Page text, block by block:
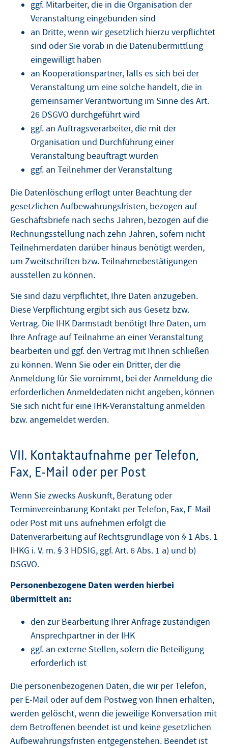
ggf. Mitarbeiter, die in die Organisation der
Veranstaltung eingebunden sind
an Dritte, wenn wir gesetzlich hierzu verpflichtet
sind oder Sie vorab in die Datenübermittlung
eingewilligt haben
an Kooperationspartner, falls es sich bei der
Veranstaltung um eine solche handelt, die in
gemeinsamer Verantwortung im Sinne des Art.
26 DSGVO durchgeführt wird
ggf. an Auftragsverarbeiter, die mit der
Organisation und Durchführung einer
Veranstaltung beauftragt wurden
ggf. an Teilnehmer der Veranstaltung
Die Datenlöschung erflogt unter Beachtung der
gesetzlichen Aufbewahrungsfristen, bezogen auf
Geschäftsbriefe nach sechs Jahren, bezogen auf die
Rechnungsstellung nach zehn Jahren, sofern nicht
Teilnehmerdaten darüber hinaus benötigt werden,
um Zweitschriften bzw. Teilnahmebestätigungen
ausstellen zu können.
Sie sind dazu verpflichtet, Ihre Daten anzugeben.
Diese Verpflichtung ergibt sich aus Gesetz bzw.
Vertrag. Die IHK Darmstadt benötigt Ihre Daten, um
Ihre Anfrage auf Teilnahme an einer Veranstaltung
bearbeiten und ggf. den Vertrag mit Ihnen schließen
zu können. Wenn Sie oder ein Dritter, der die
Anmeldung für Sie vornimmt, bei der Anmeldung die
erforderlichen Anmeldedaten nicht angeben, können
Sie sich nicht für eine IHK-Veranstaltung anmelden
bzw. angemeldet werden.
VII. Kontaktaufnahme per Telefon,
Fax, E-Mail oder per Post
Wenn Sie zwecks Auskunft, Beratung oder
Terminvereinbarung Kontakt per Telefon, Fax, E-Mail
oder Post mit uns aufnehmen erfolgt die
Datenverarbeitung auf Rechtsgrundlage von § 1 Abs. 1
IHKG i. V. m. § 3 HDSIG, ggf. Art. 6 Abs. 1 a) und b)
DSGVO.
Personenbezogene Daten werden hierbei
übermittelt an:
den zur Bearbeitung Ihrer Anfrage zuständigen
Ansprechpartner in der IHK
ggf. an externe Stellen, sofern die Beteiligung
erforderlich ist
Die personenbezogenen Daten, die wir per Telefon,
per E-Mail oder auf dem Postweg von Ihnen erhalten,
werden gelöscht, wenn die jeweilige Konversation mit
dem Betroffenen beendet ist und keine gesetzlichen
Aufbewahrungsfristen entgegenstehen. Beendet ist